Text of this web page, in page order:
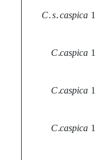
1
C. s. caspica
1
C.caspica
1
C.caspica
1
C.caspica